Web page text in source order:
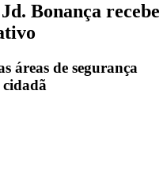
Bonança recebe
áreas de segurança
cidadã